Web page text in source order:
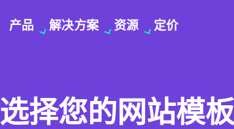
产品 解决方案 资源 定价
选择您的网站模板